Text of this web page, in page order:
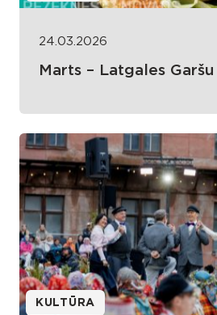
24.03.2026
Marts – Latgales
KULTŪRA